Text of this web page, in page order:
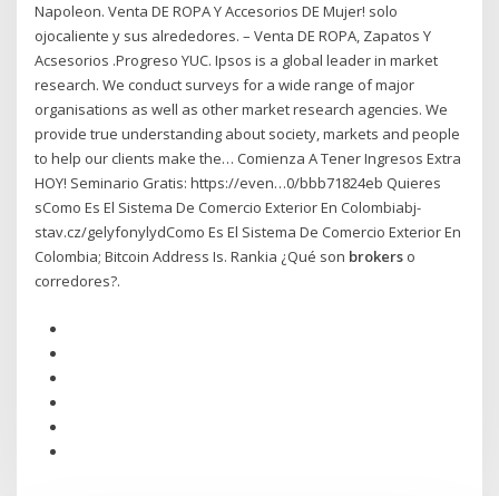
Napoleon. Venta DE ROPA Y Accesorios DE Mujer! solo
ojocaliente y sus alrededores. – Venta DE ROPA, Zapatos Y
Acsesorios .Progreso YUC. Ipsos is a global leader in market
research. We conduct surveys for a wide range of major
organisations as well as other market research agencies. We
provide true understanding about society, markets and people
to help our clients make the… Comienza A Tener Ingresos Extra
HOY! Seminario Gratis: https://even…0/bbb71824eb Quieres
sComo Es El Sistema De Comercio Exterior En Colombiabj-
stav.cz/gelyfonylydComo Es El Sistema De Comercio Exterior En
Colombia; Bitcoin Address Is. Rankia ¿Qué son brokers o
corredores?.